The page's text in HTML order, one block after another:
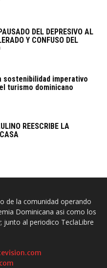
DEL DEPRESIVO AL
Y CONFUSO DEL
sostenibilidad imperativo
turismo dominicano
REESCRIBE LA
de la comunidad operando
Dominicana asi como los
junto al periodico TeclaLibre